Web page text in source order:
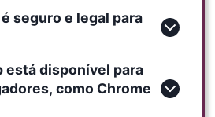
seguro e legal para
está disponível para
como Chrome